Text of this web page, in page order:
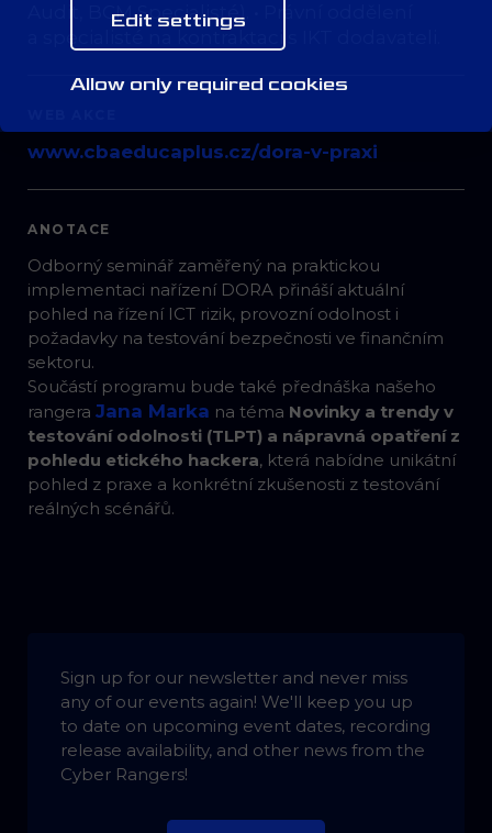
Edit settings
Allow only required cookies
Audit, BCM Specialisté). • Právní oddělení
www.cbaeducaplus.cz/dora-v-praxi
ANOTACE
Odborný seminář zaměřený na praktickou
implementaci nařízení DORA přináší aktuální
pohled na řízení ICT rizik, provozní odolnost i
požadavky na testování bezpečnosti ve finančním
sektoru.
Součástí programu bude také přednáška našeho
rangera Jana Marka na téma Novinky a trendy v
testování odolnosti (TLPT) a nápravná opatření z
pohledu etického hackera, která nabídne unikátní
pohled z praxe a konkrétní zkušenosti z testování
reálných scénářů.
Sign up for our newsletter and never miss
any of our events again! We'll keep you up
to date on upcoming event dates, recording
release availability, and other news from the
Cyber Rangers!